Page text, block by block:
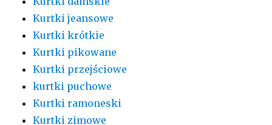
Kurtki jeansowe
Kurtki krótkie
Kurtki pikowane
Kurtki przejściowe
kurtki puchowe
Kurtki ramoneski
Kurtki zimowe